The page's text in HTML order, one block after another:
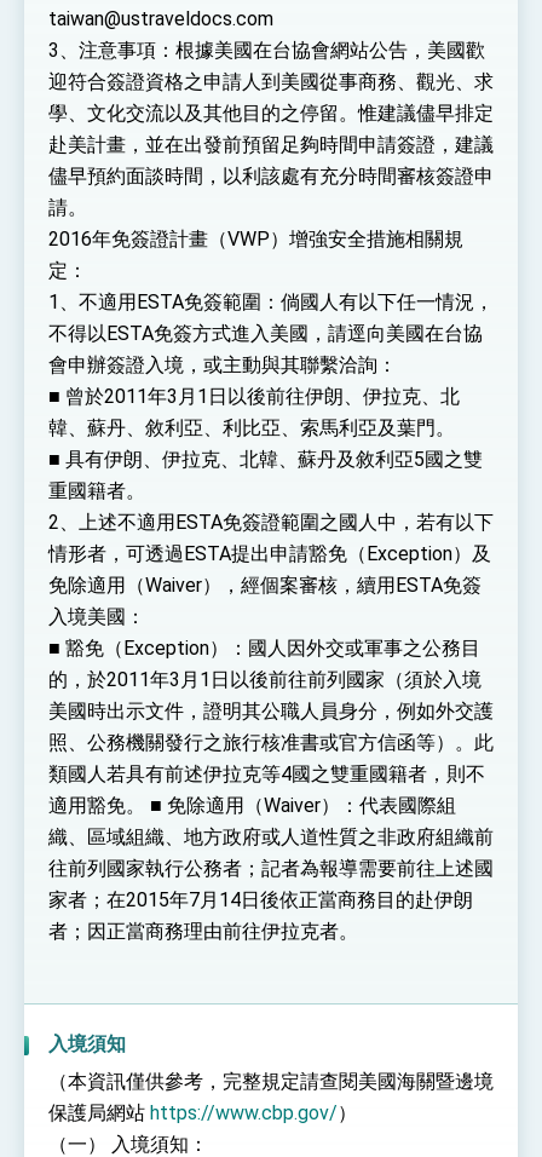
taiwan@ustraveldocs.com
3、注意事項：根據美國在台協會網站公告，美國歡
迎符合簽證資格之申請人到美國從事商務、觀光、求
學、文化交流以及其他目的之停留。惟建議儘早排定
赴美計畫，並在出發前預留足夠時間申請簽證，建議
儘早預約面談時間，以利該處有充分時間審核簽證申
請。
2016年免簽證計畫（VWP）增強安全措施相關規
定：
1、不適用ESTA免簽範圍：倘國人有以下任一情況，
不得以ESTA免簽方式進入美國，請逕向美國在台協
會申辦簽證入境，或主動與其聯繫洽詢：
■ 曾於2011年3月1日以後前往伊朗、伊拉克、北
韓、蘇丹、敘利亞、利比亞、索馬利亞及葉門。
■ 具有伊朗、伊拉克、北韓、蘇丹及敘利亞5國之雙
重國籍者。
2、上述不適用ESTA免簽證範圍之國人中，若有以下
情形者，可透過ESTA提出申請豁免（Exception）及
免除適用（Waiver），經個案審核，續用ESTA免簽
入境美國：
■ 豁免（Exception）：國人因外交或軍事之公務目
的，於2011年3月1日以後前往前列國家（須於入境
美國時出示文件，證明其公職人員身分，例如外交護
照、公務機關發行之旅行核准書或官方信函等）。此
類國人若具有前述伊拉克等4國之雙重國籍者，則不
適用豁免。 ■ 免除適用（Waiver）：代表國際組
織、區域組織、地方政府或人道性質之非政府組織前
往前列國家執行公務者；記者為報導需要前往上述國
家者；在2015年7月14日後依正當商務目的赴伊朗
者；因正當商務理由前往伊拉克者。
入境須知
（本資訊僅供參考，完整規定請查閱美國海關暨邊境
保護局網站 https://www.cbp.gov/）
（一） 入境須知：